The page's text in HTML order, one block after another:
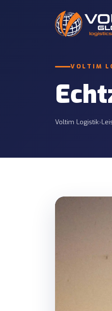
Straßentransport
Zollabfertigung
VOLTIM
Voltim Logistik›